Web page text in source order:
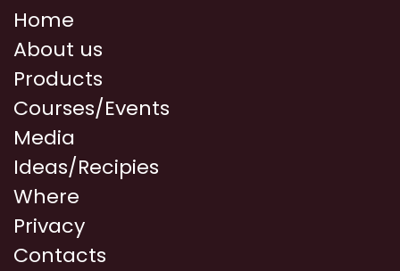
Home
About us
Products
Courses/Events
Media
Ideas/Recipies
Where
Privacy
Contacts